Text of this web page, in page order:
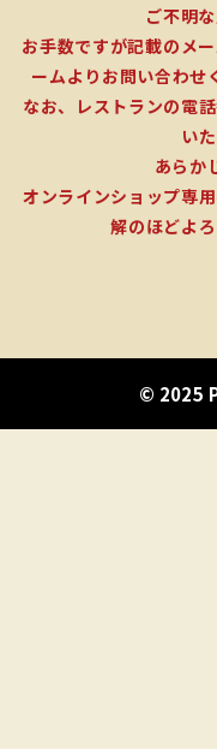
ご不明
お手数ですが記載のメ
ームよりお問い合わせ
なお、レストランの電
い
あらか
オンラインショップ専
解のほどよ
© 2025